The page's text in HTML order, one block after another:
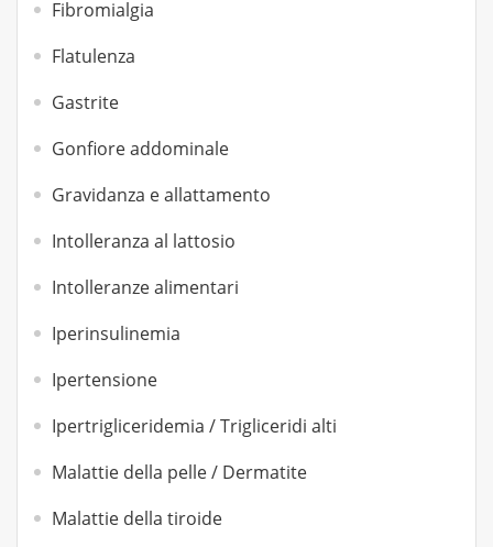
Fibromialgia
Flatulenza
Gastrite
Gonfiore addominale
Gravidanza e allattamento
Intolleranza al lattosio
Intolleranze alimentari
Iperinsulinemia
Ipertensione
Ipertrigliceridemia / Trigliceridi alti
Malattie della pelle / Dermatite
Malattie della tiroide